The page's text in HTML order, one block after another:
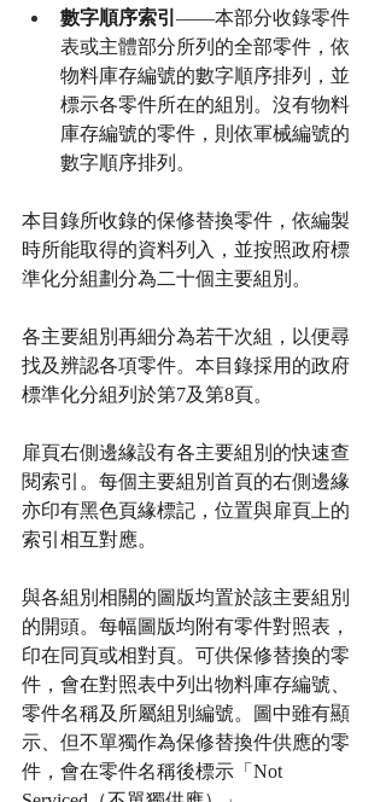
數字順序索引 ——本部分收錄零件
表或主體部分所列的全部零件，依
物料庫存編號的數字順序排列，並
標示各零件所在的組別。沒有物料
庫存編號的零件，則依軍械編號的
數字順序排列。
本目錄所收錄的保修替換零件，依編製
時所能取得的資料列入，並按照政府標
準化分組劃分為二十個主要組別。
各主要組別再細分為若干次組，以便尋
找及辨認各項零件。本目錄採用的政府
標準化分組列於第7及第8頁。
扉頁右側邊緣設有各主要組別的快速查
閱索引。每個主要組別首頁的右側邊緣
亦印有黑色頁緣標記，位置與扉頁上的
索引相互對應。
與各組別相關的圖版均置於該主要組別
的開頭。每幅圖版均附有零件對照表，
印在同頁或相對頁。可供保修替換的零
件，會在對照表中列出物料庫存編號、
零件名稱及所屬組別編號。圖中雖有顯
示、但不單獨作為保修替換件供應的零
件，會在零件名稱後標示「Not